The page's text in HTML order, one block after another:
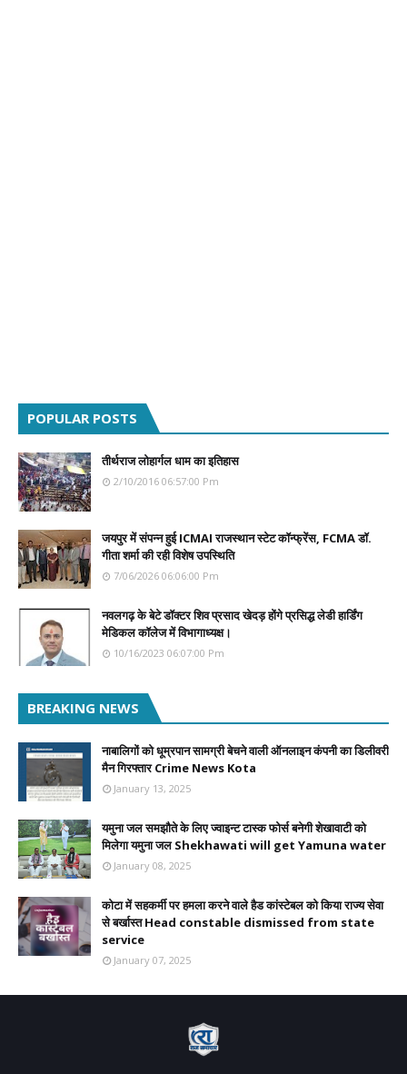
POPULAR POSTS
तीर्थराज लोहार्गल धाम का इतिहास
2/10/2016 06:57:00 Pm
जयपुर में संपन्न हुई ICMAI राजस्थान स्टेट कॉन्फ्रेंस, FCMA डॉ.
गीता शर्मा की रही विशेष उपस्थिति
7/06/2026 06:06:00 Pm
नवलगढ़ के बेटे डॉक्टर शिव प्रसाद खेदड़ होंगे प्रसिद्ध लेडी हार्डिंग
मेडिकल कॉलेज में विभागाध्यक्ष।
10/16/2023 06:07:00 Pm
BREAKING NEWS
नाबालिगों को धूम्रपान सामग्री बेचने वाली ऑनलाइन कंपनी का डिलीवरी
मैन गिरफ्तार Crime News Kota
January 13, 2025
यमुना जल समझौते के लिए ज्वाइन्ट टास्क फोर्स बनेगी शेखावाटी को
मिलेगा यमुना जल Shekhawati will get Yamuna water
January 08, 2025
कोटा में सहकर्मी पर हमला करने वाले हैड कांस्टेबल को किया राज्य सेवा
से बर्खास्त Head constable dismissed from state
service
January 07, 2025